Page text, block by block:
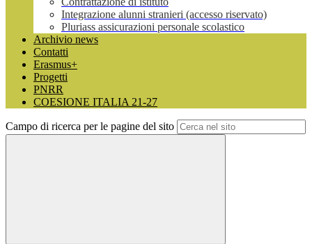
Integrazione alunni stranieri (accesso riservato)
Pluriass assicurazioni personale scolastico
Archivio news
Contatti
Erasmus+
Progetti
PNRR
COESIONE ITALIA 21-27
Campo di ricerca per le pagine del sito